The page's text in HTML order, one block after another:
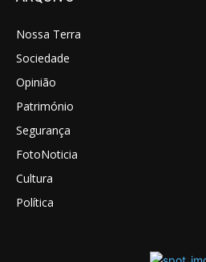
Nossa Terra
Sociedade
Opinião
Património
Segurança
FotoNoticia
Cultura
Política